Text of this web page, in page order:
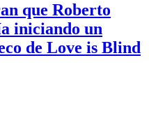
que Roberto
iniciando un
de Love is Blind